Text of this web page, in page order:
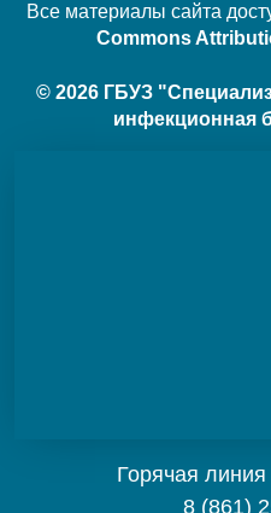
Все материалы сайта
Commons
© 2026 ГБУЗ
инфекционная
Горячая линия
8 (861)